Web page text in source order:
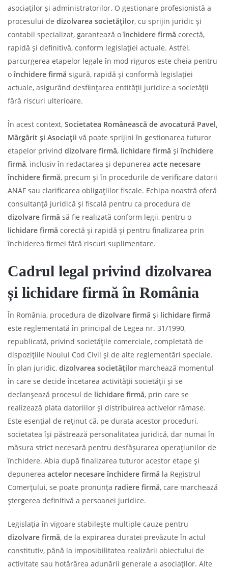
asociaților și administratorilor. O gestionare profesionistă a
procesului de dizolvarea societăților, cu sprijin juridic și
contabil specializat, garantează oînchidere firmă corectă,
rapidă și definitivă, conform legislației actuale. Astfel,
parcurgerea etapelor legale în mod riguros este cheia pentru
oînchidere firmă sigură, rapidă și conformă legislației
actuale, asigurând desființarea entității juridice a societății
fără riscuri ulterioare.
În acest context, Societatea Românească de avocatură Pavel,
Mărgărit și Asociații vă poate sprijini în gestionarea tuturor
etapelor privind dizolvare firmă, lichidare firmă șiînchidere
firmă, inclusiv în redactarea și depunerea acte necesare
închidere firmă, precum și în procedurile de verificare datorii
ANAF sau clarificarea obligațiilor fiscale. Echipa noastră oferă
consultanță juridică și fiscală pentru ca procedura de
dizolvare firmă să fie realizată conform legii, pentru o
lichidare firmă corectă și rapidă și pentru finalizarea prin
închiderea firmei fără riscuri suplimentare.
Cadrul legal privind dizolvarea
și lichidare firmă în România
În România, procedura de dizolvare firmă și lichidare firmă
este reglementată în principal de Legea nr. 31/1990,
republicată, privind societățile comerciale, completată de
dispozițiile Noului Cod Civil și de alte reglementări speciale.
În plan juridic, dizolvarea societăților marchează momentul
în care se decide încetarea activității societății și se
declanșează procesul de lichidare firmă, prin care se
realizează plata datoriilor și distribuirea activelor rămase.
Este esențial de reținut că, pe durata acestor proceduri,
societatea își păstrează personalitatea juridică, dar numai în
măsura strict necesară pentru desfășurarea operațiunilor de
închidere. Abia după finalizarea tuturor acestor etape și
depunerea actelor necesare închidere firmă la Registrul
Comerțului, se poate pronunța radiere firmă, care marchează
ștergerea definitivă a persoanei juridice.
Legislația în vigoare stabilește multiple cauze pentru
dizolvare firmă, de la expirarea duratei prevăzute în actul
constitutiv, până la imposibilitatea realizării obiectului de
activitate sau hotărârea adunării generale a asociaților. Alte